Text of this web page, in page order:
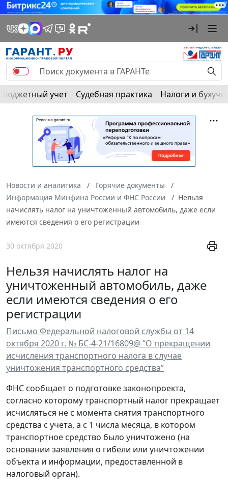
Бюджетный учет Судебная практика Налоги и
Новости и аналитика
Горячие документы
Информация Минфина России и ФНС России
Нельзя
начислять налог на уничтоженный автомобиль, даже если
имеются сведения о его регистрации
30 октября 2020
Нельзя начислять налог на
уничтоженный автомобиль, даже
если имеются сведения о его
регистрации
Письмо Федеральной налоговой службы от 14
октября 2020 г. № БС-4-21/16809@ “О прекращении
исчисления транспортного налога в случае
уничтожения транспортного средства”
ФНС сообщает о подготовке законопроекта,
согласно которому транспортный налог прекращает
исчисляться не с момента снятия транспортного
средства с учета, а с 1 числа месяца, в котором
транспортное средство было уничтожено (на
основании заявления о гибели или уничтожении
объекта и информации, предоставленной в
налоговый орган).